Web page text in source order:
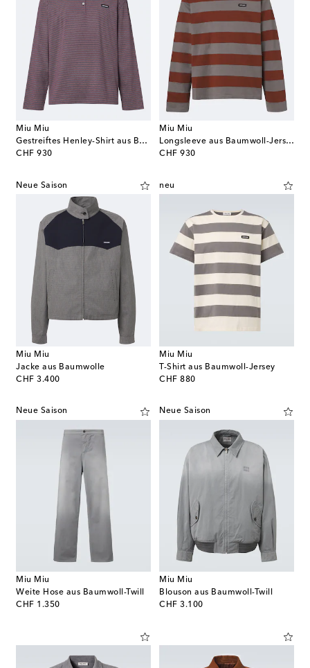
Miu Miu
Gestreiftes Henley-Shirt aus Baumwolljersey
CHF 930
original price
Miu Miu
Longsleeve aus Baumwoll-Jersey
CHF 930
original price
Neue Saison
Miu Miu
Jacke aus Baumwolle
CHF 3.400
original price
neu
Miu Miu
T-Shirt aus Baumwoll-Jersey
CHF 880
original price
Neue Saison
Miu Miu
Weite Hose aus Baumwoll-Twill
CHF 1.350
original price
Neue Saison
Miu Miu
Blouson aus Baumwoll-Twill
CHF 3.100
original price